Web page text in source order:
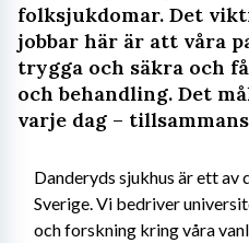
folksjukdomar. Det
jobbar här är att våra
trygga och säkra och
och behandling. Det
varje dag – tillsammans
Danderyds sjukhus är ett av
Sverige. Vi bedriver
och forskning kring våra